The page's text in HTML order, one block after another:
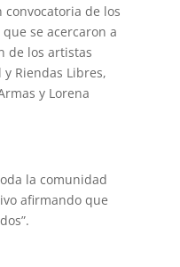
de los
se acercaron a
de los artistas
Riendas Libres,
y Lorena
la comunidad
afirmando que